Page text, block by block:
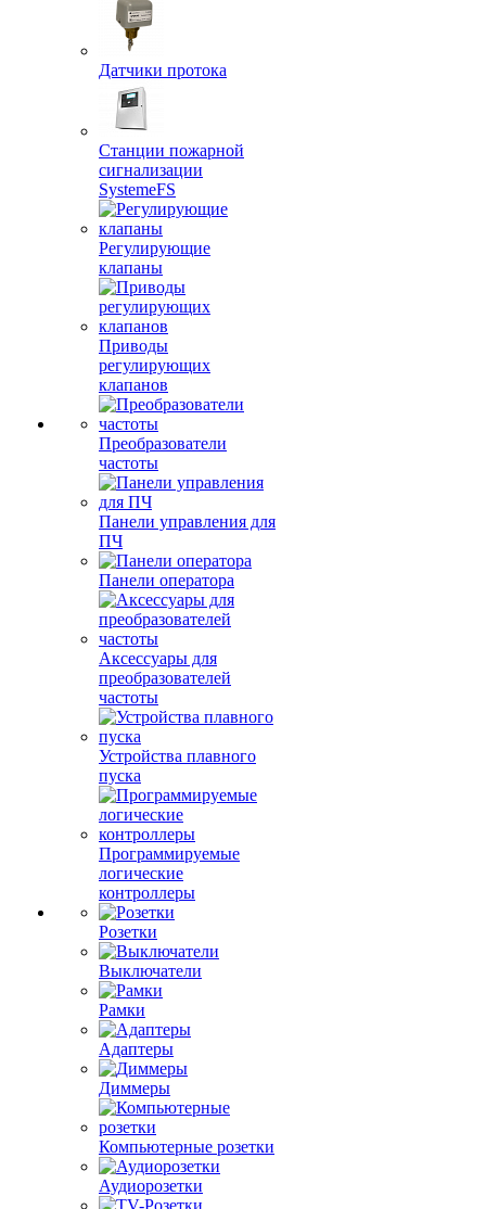
Датчики протока
Станции пожарной
сигнализации
SystemeFS
Регулирующие
клапаны
Приводы
регулирующих
клапанов
Преобразователи
частоты
Панели управления для
ПЧ
Панели оператора
Аксессуары для
преобразователей
частоты
Устройства плавного
пуска
Программируемые
логические
контроллеры
Розетки
Выключатели
Рамки
Адаптеры
Диммеры
Компьютерные розетки
Аудиорозетки